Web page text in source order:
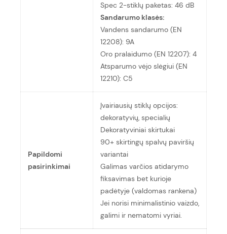
Spec 2-stiklų paketas: 46 dB
Sandarumo klasės:
Vandens sandarumo (EN
12208): 9A
Oro pralaidumo (EN 12207): 4
Atsparumo vėjo slėgiui (EN
12210): C5
Papildomi
pasirinkimai
Įvairiausių stiklų opcijos:
dekoratyvių, specialių
Dekoratyviniai skirtukai
90+ skirtingų spalvų paviršių
variantai
Galimas varčios atidarymo
fiksavimas bet kurioje
padėtyje (valdomas rankena)
Jei norisi minimalistinio vaizdo,
galimi ir nematomi vyriai.